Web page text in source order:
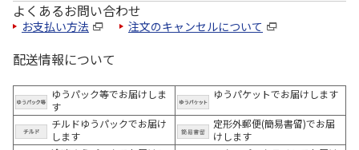
よくあるお問い合わせ
お支払い方法 注文のキャンセルについて
配送情報について
ゆうパック等でお届けしま
す
ゆうパケットでお届けします
チルドゆうパックでお届け
します
定形外郵便(簡易書留)でお届
けします